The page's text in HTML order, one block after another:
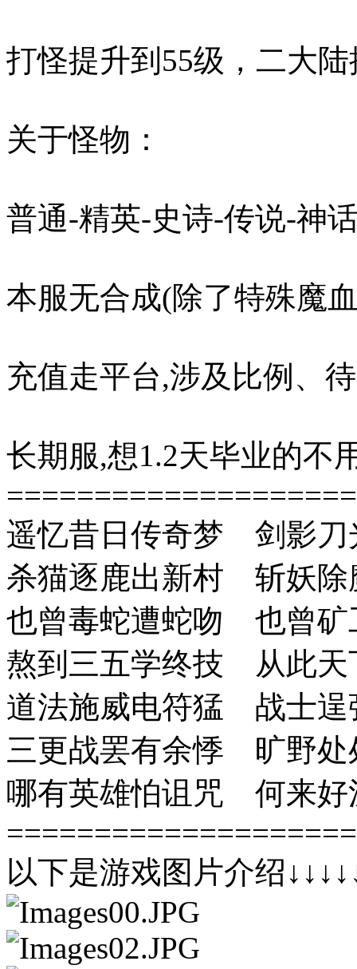
打怪提升到55级，二大
关于怪物：
普通-精英-史诗-传说-神
本服无合成(除了特殊魔
充值走平台,涉及比例、
长期服,想1.2天毕业的不
遥忆昔日传奇梦 剑影
杀猫逐鹿出新村 斩妖
也曾毒蛇遭蛇吻 也曾
熬到三五学终技 从此
道法施威电符猛 战士
三更战罢有余悸 旷野
哪有英雄怕诅咒 何来
以下是游戏图片介绍